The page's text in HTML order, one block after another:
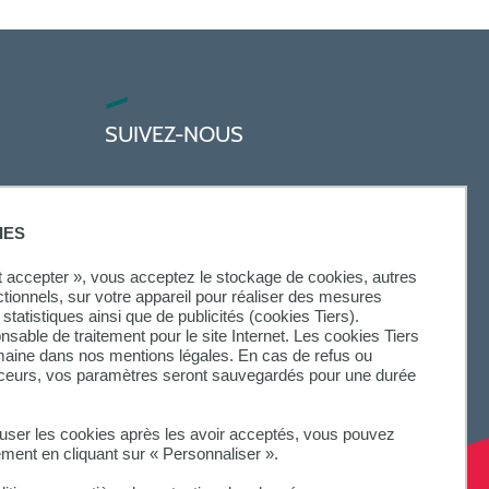
accepter », vous acceptez le stockage de cookies, autres
sur votre appareil pour réaliser des mesures
ainsi que de publicités (cookies Tiers).
de traitement pour le site Internet. Les cookies Tiers
dans nos mentions légales. En cas de refus ou
vos paramètres seront sauvegardés pour une durée
les cookies après les avoir acceptés, vous pouvez
en cliquant sur « Personnaliser ».
SUIVEZ-NOUS